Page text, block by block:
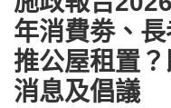
年消費劵、
推公屋租置
消息及倡議